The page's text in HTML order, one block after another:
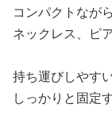
コンパクトなが
ネックレス、ピ
持ち運びしやす
しっかりと固定